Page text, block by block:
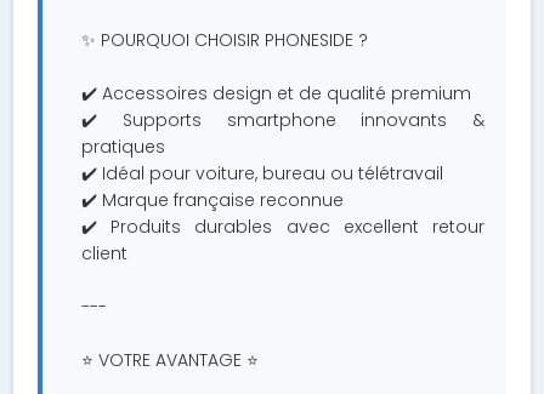
✨ POURQUOI CHOISIR PHONESIDE ?
✔️ Accessoires design et de qualité premium
✔️ Supports smartphone innovants &
pratiques
✔️ Idéal pour voiture, bureau ou télétravail
✔️ Marque française reconnue
✔️ Produits durables avec excellent retour
client
---
⭐ VOTRE AVANTAGE ⭐